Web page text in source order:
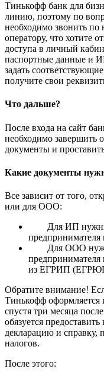
Тинькофф банк для
линию, поэтому по
необходимо звонить
оператору, что хотите
доступа в личный
паспортные данные и
задать
получите свои
Что дальше?
После входа на сайт
необходимо
документы и
Какие документы
Все зависит от того,
или для ООО:
Для ИП нужны:
Для ООО
из ЕГРИП
Обратите внимание!
Тинькофф
спустя три месяца
обязуется
декларацию и
налогов.
После этого: